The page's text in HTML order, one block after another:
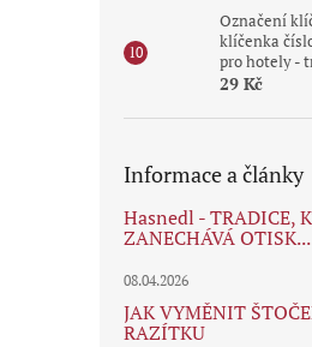
Označení
klíčenka
pro hotely -
29 Kč
Informace a články
Hasnedl - TRADICE,
ZANECHÁVÁ OTISK...
08.04.2026
JAK VYMĚNIT
RAZÍTKU